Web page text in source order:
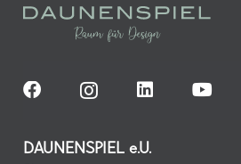
DAUNENSPIEL e.U.